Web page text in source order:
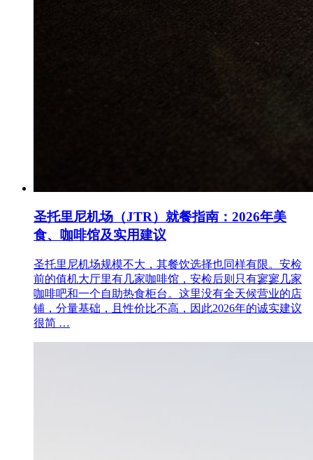
圣托里尼机场（JTR）就餐指南：2026年美
食、咖啡馆及实用建议
圣托里尼机场规模不大，其餐饮选择也同样有限。安检
前的值机大厅里有几家咖啡馆，安检后则只有寥寥几家
咖啡吧和一个自助热食柜台。这里没有全天候营业的店
铺，分量基础，且性价比不高，因此2026年的诚实建议
很简 …